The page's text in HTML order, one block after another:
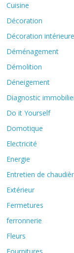
Cuisine
Décoration
Décoration intérieure
Déménagement
Démolition
Déneigement
Diagnostic
Do it Yourself
Domotique
Electricité
Energie
Entretien de
Extérieur
Fermetures
ferronnerie
Fleurs